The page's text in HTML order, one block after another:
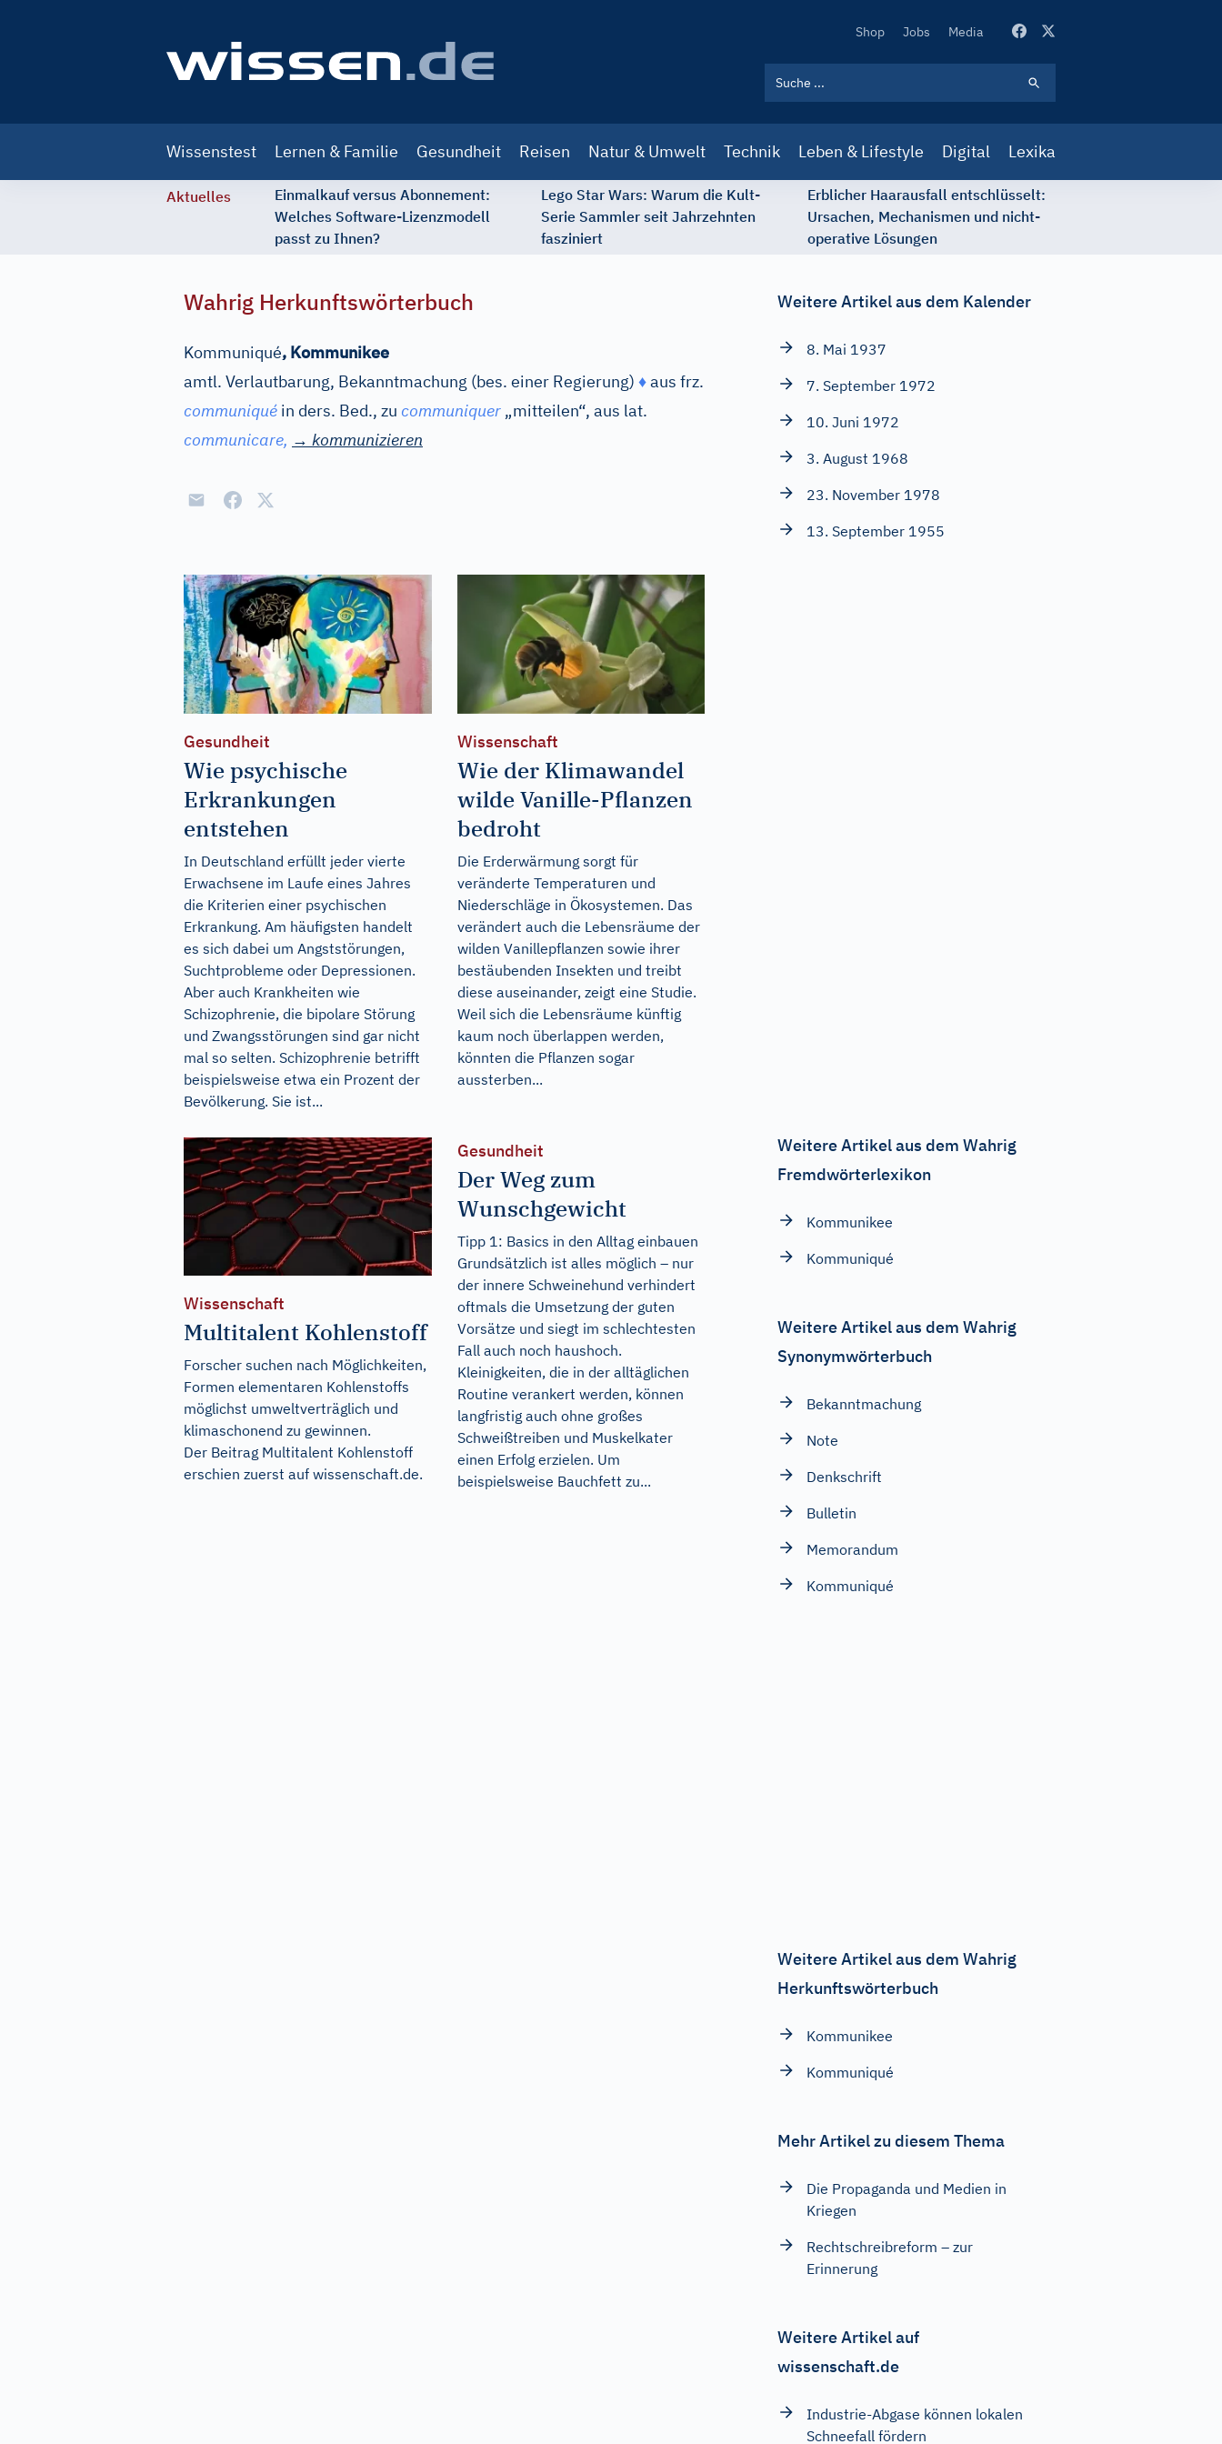
Secondary
Shop Jobs Media
navigation
Wissenstest Lernen & Familie Gesundheit Reisen Natur & Umwelt Technik Leben & Lifestyle Digital Lexika
Aktuelles
Einmalkauf versus Abonnement:
Welches Software-Lizenzmodell
passt zu Ihnen?
Lego Star Wars: Warum die Kult-
Serie Sammler seit Jahrzehnten
fasziniert
Erblicher Haarausfall entschlüsselt:
Ursachen, Mechanismen und nicht-
operative Lösungen
Wahrig Herkunftswörterbuch
Kommuniqué, Kommunikee
amtl. Verlautbarung, Bekanntmachung (bes. einer Regierung) ♦aus frz.
communiqué in ders. Bed., zu communiquer „mitteilen“, aus lat.
communicare, → kommunizieren
Gesundheit
Wie psychische
Erkrankungen
entstehen
In Deutschland erfüllt jeder vierte
Erwachsene im Laufe eines Jahres
die Kriterien einer psychischen
Erkrankung. Am häufigsten handelt
es sich dabei um Angststörungen,
Suchtprobleme oder Depressionen.
Aber auch Krankheiten wie
Schizophrenie, die bipolare Störung
und Zwangsstörungen sind gar nicht
mal so selten. Schizophrenie betrifft
beispielsweise etwa ein Prozent der
Bevölkerung. Sie ist...
Wissenschaft
Wie der Klimawandel
wilde Vanille-Pflanzen
bedroht
Die Erderwärmung sorgt für
veränderte Temperaturen und
Niederschläge in Ökosystemen. Das
verändert auch die Lebensräume der
wilden Vanillepflanzen sowie ihrer
bestäubenden Insekten und treibt
diese auseinander, zeigt eine Studie.
Weil sich die Lebensräume künftig
kaum noch überlappen werden,
könnten die Pflanzen sogar
aussterben...
Wissenschaft
Multitalent Kohlenstoff
Forscher suchen nach Möglichkeiten,
Formen elementaren Kohlenstoffs
möglichst umweltverträglich und
klimaschonend zu gewinnen.
Der Beitrag Multitalent Kohlenstoff
erschien zuerst auf wissenschaft.de.
Gesundheit
Der Weg zum
Wunschgewicht
Tipp 1: Basics in den Alltag einbauen
Grundsätzlich ist alles möglich – nur
der innere Schweinehund verhindert
oftmals die Umsetzung der guten
Vorsätze und siegt im schlechtesten
Fall auch noch haushoch.
Kleinigkeiten, die in der alltäglichen
Routine verankert werden, können
langfristig auch ohne großes
Schweißtreiben und Muskelkater
einen Erfolg erzielen. Um
beispielsweise Bauchfett zu...
Weitere Artikel aus dem Kalender
8. Mai 1937
7. September 1972
10. Juni 1972
3. August 1968
23. November 1978
13. September 1955
Weitere Artikel aus dem Wahrig
Fremdwörterlexikon
Kommunikee
Kommuniqué
Weitere Artikel aus dem Wahrig
Synonymwörterbuch
Bekanntmachung
Note
Denkschrift
Bulletin
Memorandum
Kommuniqué
Weitere Artikel aus dem Wahrig
Herkunftswörterbuch
Kommunikee
Kommuniqué
Mehr Artikel zu diesem Thema
Die Propaganda und Medien in
Kriegen
Rechtschreibreform – zur
Erinnerung
Weitere Artikel auf
wissenschaft.de
Industrie-Abgase können lokalen
Schneefall fördern